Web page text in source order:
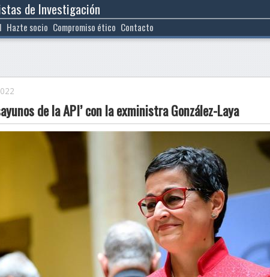
de Investigación
Hazte socio Compromiso ético Contacto
de la API’ con la exministra González-Laya